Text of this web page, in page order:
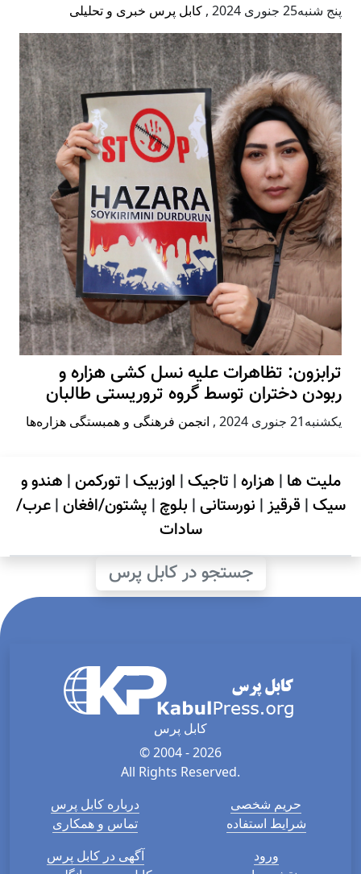
پنج شنبه25 جنوری 2024 , کابل پرس خبری و تحلیلی
ترابزون: تظاهرات علیه نسل کشی هزاره و
ربودن دختران توسط گروه تروریستی طالبان
يكشنبه21 جنوری 2024 , انجمن فرهنگی و همبستگی هزاره‌ها
ملیت ها | هزاره| تاجیک| اوزبیک| تورکمن| هندو و
سیک| قرقیز| نورستانی| بلوچ | پشتون/افغان|عرب/
سادات
جستجو در کابل پرس
کابل پرس
© 2004 - 2026
All Rights Reserved.
درباره کابل پرس
تماس و همکاری
حریم شخصی
شرایط استفاده
آگهی در کابل پرس
ورود